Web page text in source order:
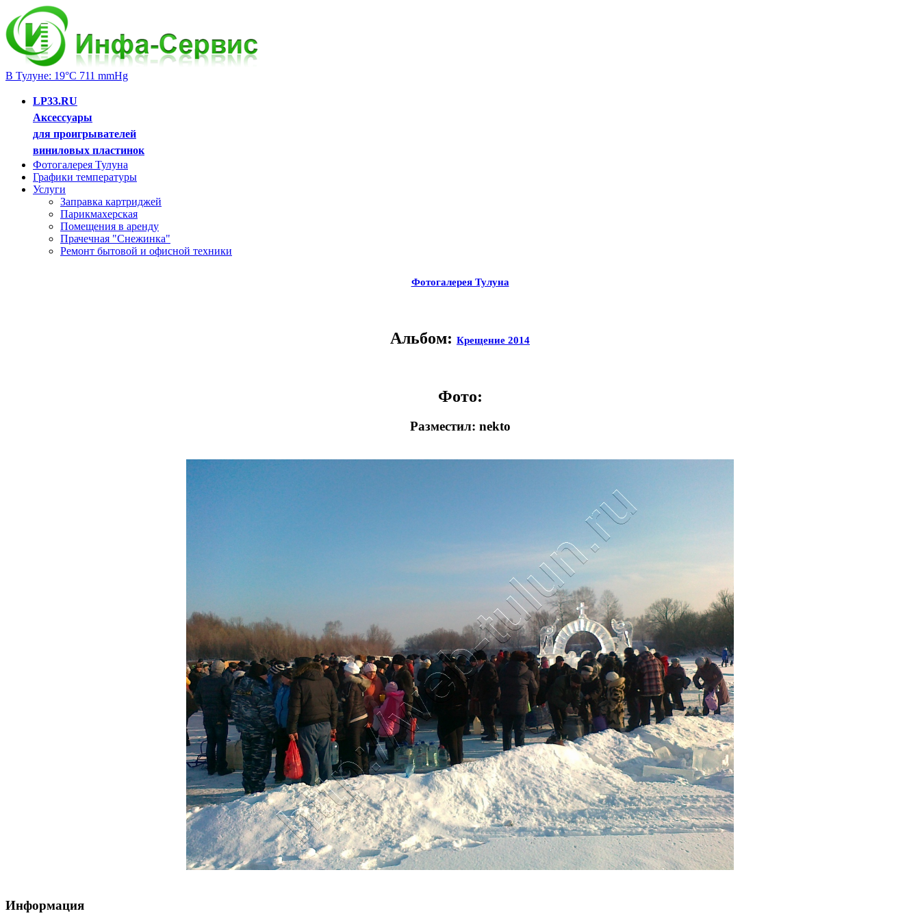
В Тулуне: 19°C 711 mmHg
LP33.RU
Аксессуары
для проигрывателей
виниловых пластинок
Фотогалерея Тулуна
Графики температуры
Услуги
Заправка картриджей
Парикмахерская
Помещения в аренду
Прачечная "Снежинка"
Ремонт бытовой и офисной техники
Фотогалерея Тулуна
Альбом: Крещение 2014
Фото:
Разместил: nekto
Информация